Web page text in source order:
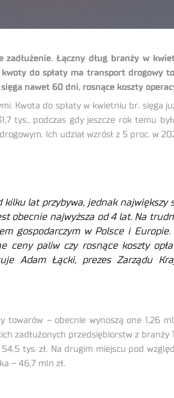
Łączny dług branży w
do spłaty ma transport drogowy
nawet 60 dni, rosnące koszty
Kwota do spłaty w kwietniu br. sięga
tys., podczas gdy jeszcze rok temu
Ich udział wzrósł z 5 proc. w
lat przybywa, jednak największy
obecnie najwyższa od 4 lat. Na
gospodarczym w Polsce i
ceny paliw czy rosnące koszty
Adam Łącki, prezes Zarządu
– obecnie wynoszą one 1,26
zadłużonych przedsiębiorstw z branży
tys. zł. Na drugim miejscu pod
– 46,7 mln zł.